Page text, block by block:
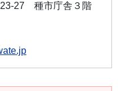
23-27 種市庁舎３階